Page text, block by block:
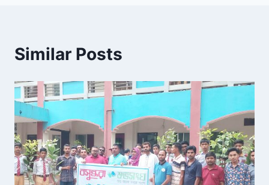
Similar Posts